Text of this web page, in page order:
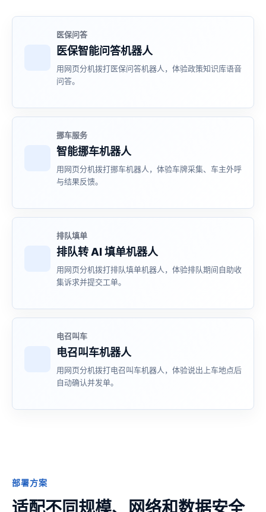
医保问答
医保智能问答机器人
用网页分机拨打医保问答机器人，体验政策知识库语音
问答。
挪车服务
智能挪车机器人
用网页分机拨打挪车机器人，体验车牌采集、车主外呼
与结果反馈。
排队填单
排队转 AI 填单机器人
用网页分机拨打排队填单机器人，体验排队期间自助收
集诉求并提交工单。
电召叫车
电召叫车机器人
用网页分机拨打电召叫车机器人，体验说出上车地点后
自动确认并发单。
部署方案
适配不同规模、网络和数据安全